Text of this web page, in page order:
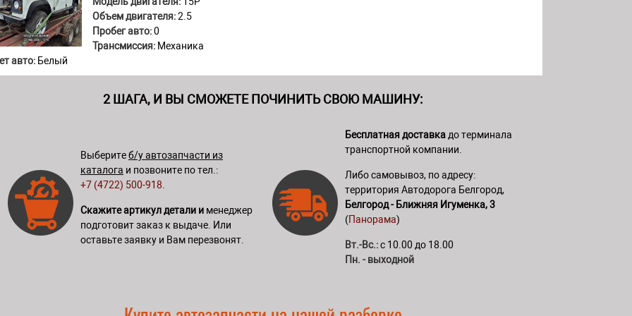
Объем двигателя:2.5
Пробег авто:0
Трансмиссия: Механика
авто: Белый
2 ШАГА, И ВЫ СМОЖЕТЕ ПОЧИНИТЬ СВОЮ МАШИНУ:
Выберитеб/у автозапчасти из
каталога и позвоните по тел.:
+7 (4722) 500-918
Скажите артикул детали и менеджер
подготовит заказ к выдаче. Или
оставьте заявку и Вам перезвонят.
Бесплатная доставка до терминала
транспортной компании.
Либо самовывоз, по адресу:
территория Автодорога Белгород,
Белгород - Ближняя Игуменка, 3
(Панорама)
Вт.-Вс.:с 10.00 до 18.00
Пн. - выходной